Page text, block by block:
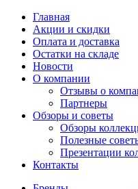
Главная
Акции и скидки
Оплата и доставка
Остатки на складе
Новости
О компании
Отзывы о
Партнеры
Обзоры и советы
Обзоры
Полезные
Презентации
Контакты